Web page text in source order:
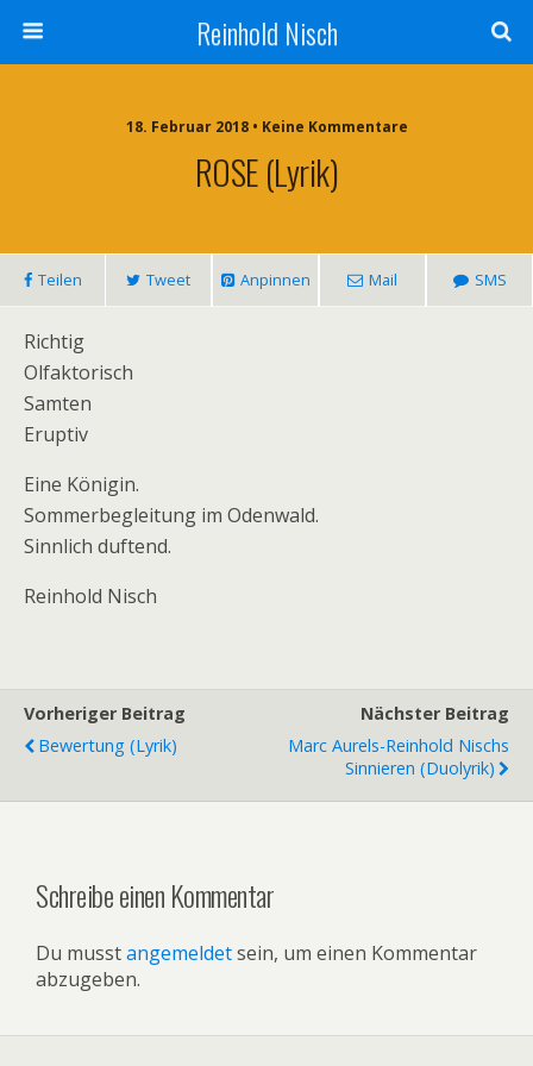
Reinhold Nisch
18. Februar 2018 • Keine Kommentare
ROSE (Lyrik)
Teilen Tweet Anpinnen Mail SMS
Richtig
Olfaktorisch
Samten
Eruptiv
Eine Königin.
Sommerbegleitung im Odenwald.
Sinnlich duftend.
Reinhold Nisch
Vorheriger Beitrag
Bewertung (Lyrik)
Nächster Beitrag
Marc Aurels-Reinhold Nischs
Sinnieren (Duolyrik)
Schreibe einen Kommentar
Du musstangemeldetsein, um einen Kommentar
abzugeben.